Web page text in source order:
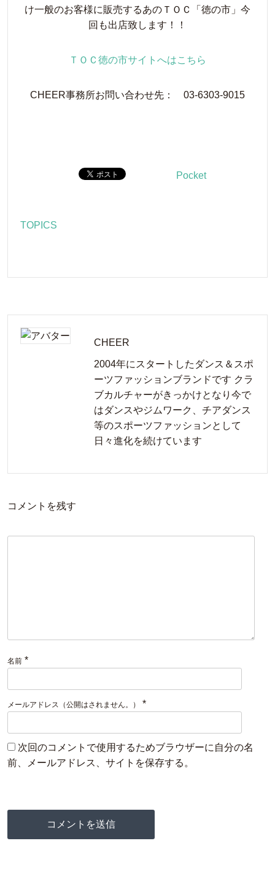
け一般のお客様に販売するあのＴＯＣ「徳の市」今
回も出店致します！！
ＴＯＣ徳の市サイトへはこちら
CHEER事務所お問い合わせ先： 03-6303-9015
Pocket
TOPICS
CHEER
2004年にスタートしたダンス＆スポ
ーツファッションブランドです クラ
ブカルチャーがきっかけとなり今で
はダンスやジムワーク、チアダンス
等のスポーツファッションとして
日々進化を続けています
コメントを残す
名前 *
メールアドレス（公開はされません。） *
次回のコメントで使用するためブラウザーに自分の名
前、メールアドレス、サイトを保存する。